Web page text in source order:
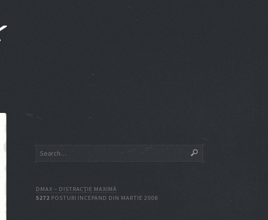
DMAX – DISTRACŢIE MAXIMĂ
5272 POSTURI INCEPAND DIN MARTIE 2008